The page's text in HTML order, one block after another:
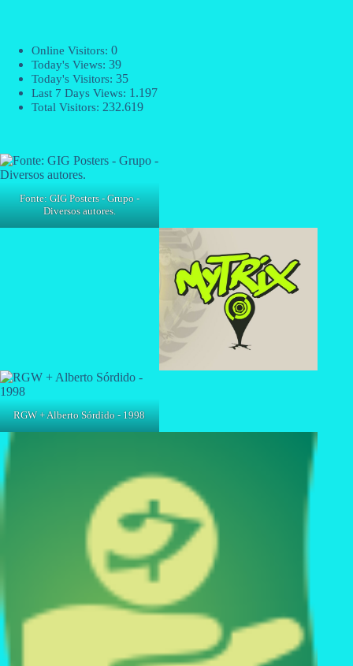
Online Visitors: 0
Today's Views: 39
Today's Visitors: 35
Last 7 Days Views: 1.197
Total Visitors: 232.619
Fonte: GIG Posters - Grupo -
Diversos autores.
RGW + Alberto Sórdido - 1998